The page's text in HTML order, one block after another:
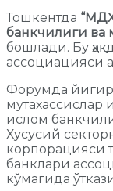
Тошкентда
банкчилиги ва
бошлади. Бу
ассоциацияси
Форумда
мутахассислар
ислом
Хусусий
корпорацияси
банклари
кўмагида